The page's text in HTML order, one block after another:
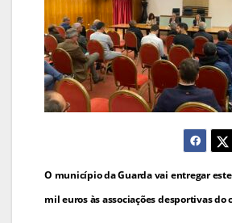
Navegação
de
O município da Guarda vai entregar
mil euros às associações desportivas do